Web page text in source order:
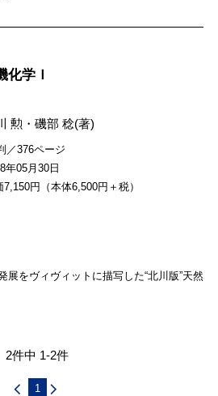
化学Ｉ
勲 ・磯部 稔(著)
／376ページ
年05月30日
7,150円（本体6,500円＋税）
展をヴィヴィットに描写した“北川版”天然
2件中 1-2件
1